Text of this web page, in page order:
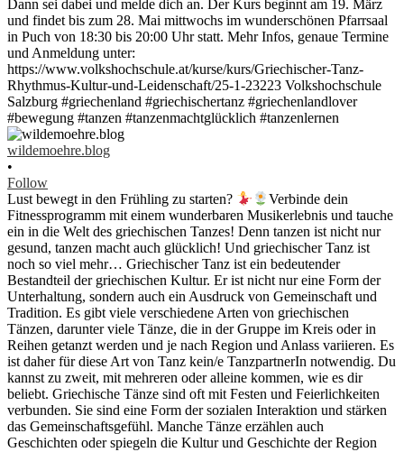
wildemoehre.blog
•
Follow
Lust bewegt in den Frühling zu starten?
Verbinde dein
Fitnessprogramm mit einem wunderbaren Musikerlebnis und tauche
ein in die Welt des griechischen Tanzes! Denn tanzen ist nicht nur
gesund, tanzen macht auch glücklich! Und griechischer Tanz ist
noch so viel mehr… Griechischer Tanz ist ein bedeutender
Bestandteil der griechischen Kultur. Er ist nicht nur eine Form der
Unterhaltung, sondern auch ein Ausdruck von Gemeinschaft und
Tradition. Es gibt viele verschiedene Arten von griechischen
Tänzen, darunter viele Tänze, die in der Gruppe im Kreis oder in
Reihen getanzt werden und je nach Region und Anlass variieren. Es
ist daher für diese Art von Tanz kein/e TanzpartnerIn notwendig. Du
kannst zu zweit, mit mehreren oder alleine kommen, wie es dir
beliebt. Griechische Tänze sind oft mit Festen und Feierlichkeiten
verbunden. Sie sind eine Form der sozialen Interaktion und stärken
das Gemeinschaftsgefühl. Manche Tänze erzählen auch
Geschichten oder spiegeln die Kultur und Geschichte der Region